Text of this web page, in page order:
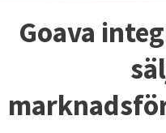
Goava